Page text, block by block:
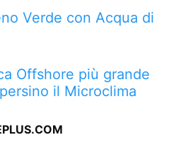
Verde con Acqua di
Offshore più grande
il Microclima